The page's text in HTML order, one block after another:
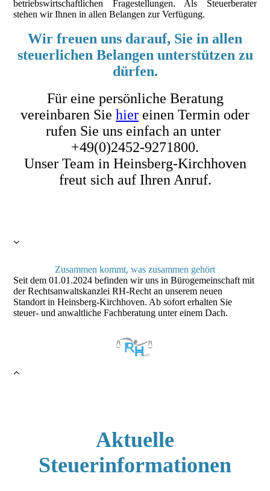
betriebswirtschaftlichen Fragestellungen. Als Steuerberater
stehen wir Ihnen in allen Belangen zur Verfügung.
Wir freuen uns darauf, Sie in allen
steuerlichen Belangen unterstützen zu
dürfen.
Für eine persönliche Beratung
vereinbaren Sie hier einen Termin oder
rufen Sie uns einfach an unter
+49(0)2452-9271800.
Unser Team in Heinsberg-Kirchhoven
freut sich auf Ihren Anruf.
Zusammen kommt, was zusammen gehört
Seit dem 01.01.2024 befinden wir uns in Bürogemeinschaft mit
der Rechtsanwaltskanzlei RH-Recht an unserem neuen
Standort in Heinsberg-Kirchhoven. Ab sofort erhalten Sie
steuer- und anwaltliche Fachberatung unter einem Dach.
Aktuelle
Steuerinformationen